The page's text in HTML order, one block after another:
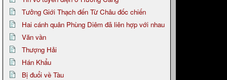
Tưởng Giới Thạch đến Từ Châu đốc chiến
Hai cánh quân Phùng Diêm đã liên hợp với nhau
Văn vần
Thượng Hải
Hán Khẩu
Bị đuổi về Tàu